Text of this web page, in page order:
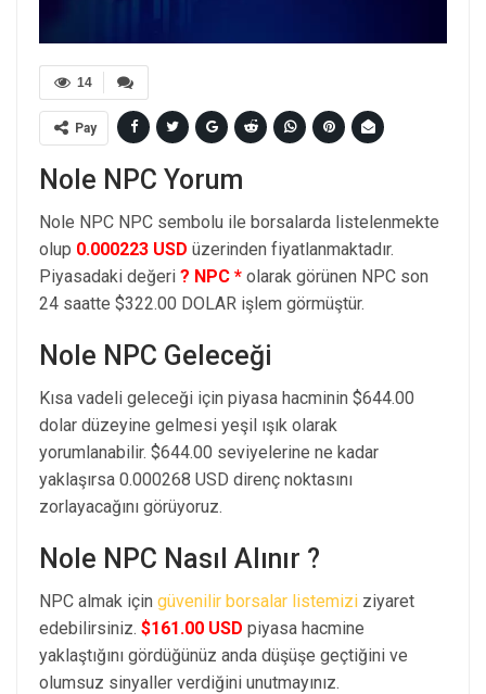
14
Pay
Nole NPC Yorum
Nole NPC NPC sembolu ile borsalarda listelenmekte
olup 0.000223 USD üzerinden fiyatlanmaktadır.
Piyasadaki değeri ? NPC * olarak görünen NPC son
24 saatte $322.00 DOLAR işlem görmüştür.
Nole NPC Geleceği
Kısa vadeli geleceği için piyasa hacminin $644.00
dolar düzeyine gelmesi yeşil ışık olarak
yorumlanabilir. $644.00 seviyelerine ne kadar
yaklaşırsa 0.000268 USD direnç noktasını
zorlayacağını görüyoruz.
Nole NPC Nasıl Alınır ?
NPC almak için güvenilir borsalar listemizi ziyaret
edebilirsiniz. $161.00 USD piyasa hacmine
yaklaştığını gördüğünüz anda düşüşe geçtiğini ve
olumsuz sinyaller verdiğini unutmayınız.